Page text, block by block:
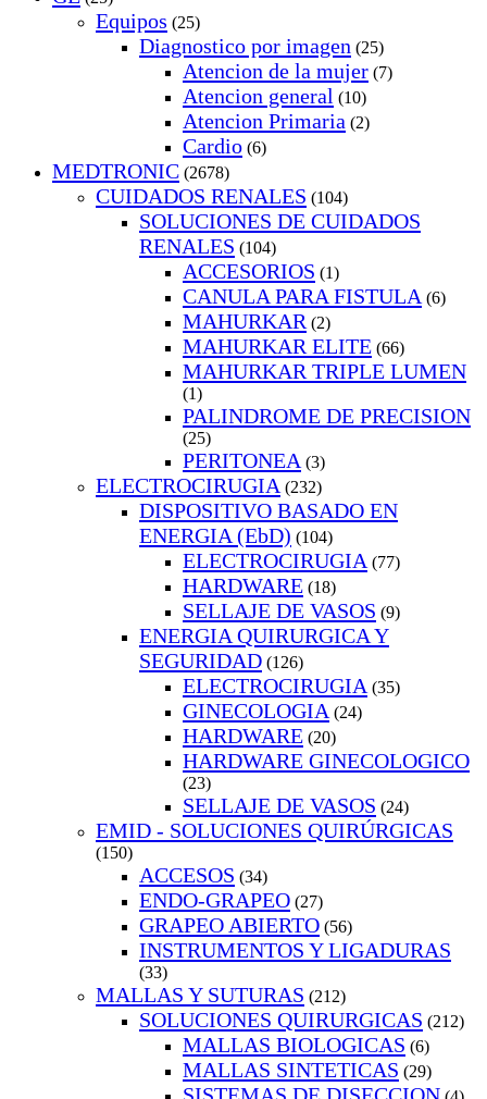
Equipos (25)
Diagnostico por imagen (25)
Atencion de la mujer (7)
Atencion general (10)
Atencion Primaria (2)
Cardio (6)
MEDTRONIC (2678)
CUIDADOS RENALES (104)
SOLUCIONES DE CUIDADOS
RENALES (104)
ACCESORIOS (1)
CANULA PARA FISTULA (6)
MAHURKAR (2)
MAHURKAR ELITE (66)
MAHURKAR TRIPLE LUMEN
(1)
PALINDROME DE PRECISION
(25)
PERITONEA (3)
ELECTROCIRUGIA (232)
DISPOSITIVO BASADO EN
ENERGIA (EbD) (104)
ELECTROCIRUGIA (77)
HARDWARE (18)
SELLAJE DE VASOS (9)
ENERGIA QUIRURGICA Y
SEGURIDAD (126)
ELECTROCIRUGIA (35)
GINECOLOGIA (24)
HARDWARE (20)
HARDWARE GINECOLOGICO
(23)
SELLAJE DE VASOS (24)
EMID - SOLUCIONES QUIRÚRGICAS
(150)
ACCESOS (34)
ENDO-GRAPEO (27)
GRAPEO ABIERTO (56)
INSTRUMENTOS Y LIGADURAS
(33)
MALLAS Y SUTURAS (212)
SOLUCIONES QUIRURGICAS (212)
MALLAS BIOLOGICAS (6)
MALLAS SINTETICAS (29)